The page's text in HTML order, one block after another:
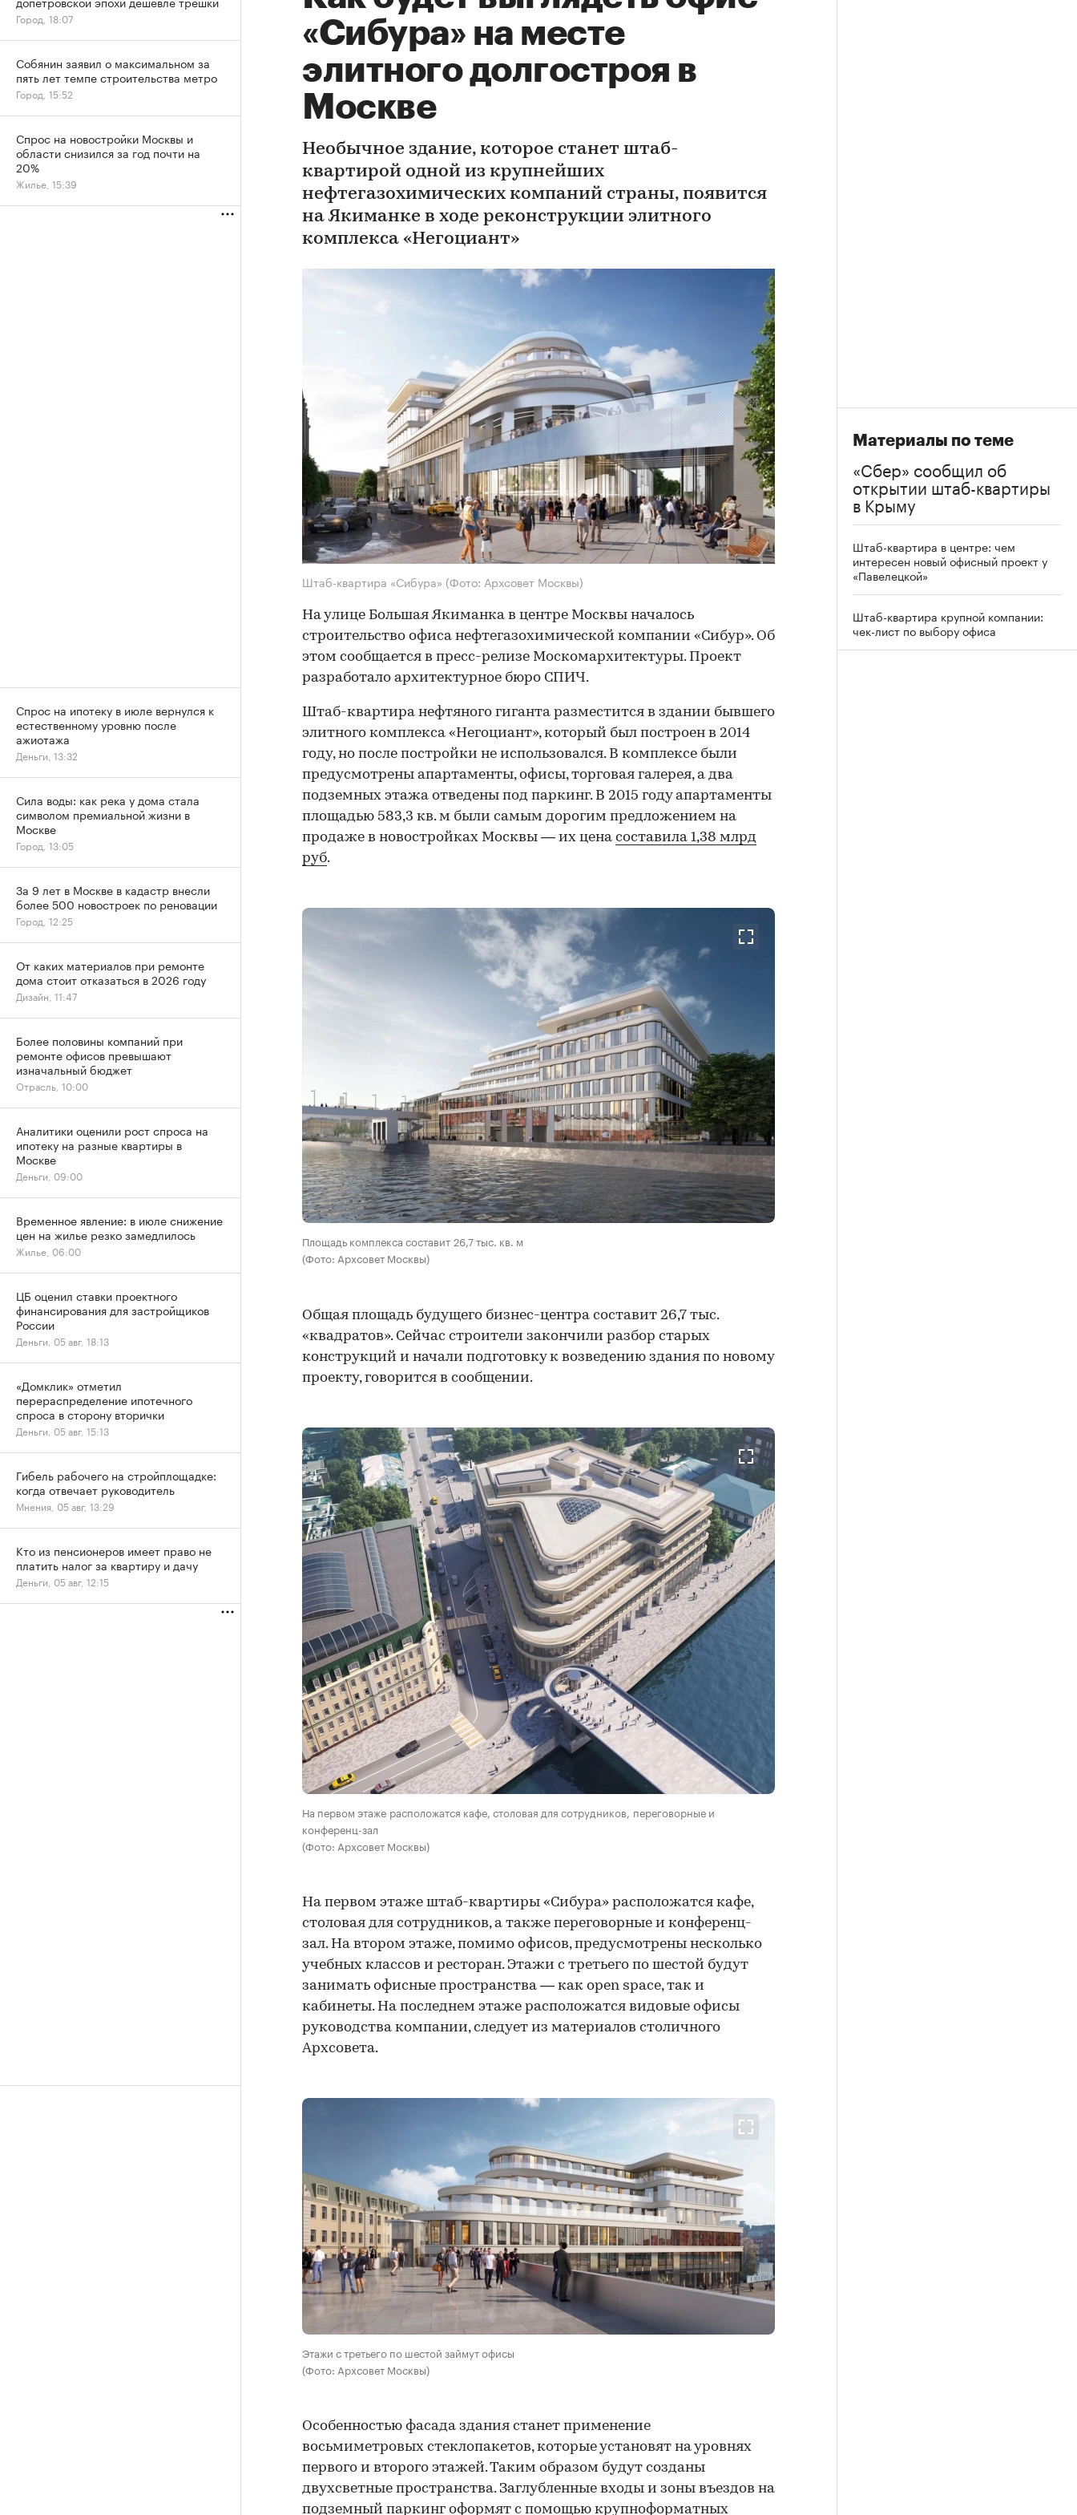
«Сибура» на месте
элитного долгостроя в
Москве
Необычное здание, которое станет штаб-
квартирой одной из крупнейших
нефтегазохимических компаний страны, появится
на Якиманке в ходе реконструкции элитного
комплекса «Негоциант»
Штаб-квартира «Сибура» (Фото: Архсовет Москвы)
На улице Большая Якиманка в центре Москвы началось
строительство офиса нефтегазохимической компании «Сибур». Об
этом сообщается в пресс-релизе Москомархитектуры. Проект
разработало архитектурное бюро СПИЧ.
Штаб-квартира нефтяного гиганта разместится в здании бывшего
элитного комплекса «Негоциант», который был построен в 2014
году, но после постройки не использовался. В комплексе были
предусмотрены апартаменты, офисы, торговая галерея, а два
подземных этажа отведены под паркинг. В 2015 году апартаменты
площадью 583,3 кв. м были самым дорогим предложением на
продаже в новостройках Москвы — их цена составила 1,38 млрд
руб.
Площадь комплекса составит 26,7 тыс. кв. м
(Фото: Архсовет Москвы)
Общая площадь будущего бизнес-центра составит 26,7 тыс.
«квадратов». Сейчас строители закончили разбор старых
конструкций и начали подготовку к возведению здания по новому
проекту, говорится в сообщении.
На первом этаже расположатся кафе, столовая для сотрудников, переговорные и
конференц-зал
(Фото: Архсовет Москвы)
На первом этаже штаб-квартиры «Сибура» расположатся кафе,
столовая для сотрудников, а также переговорные и конференц-
зал. На втором этаже, помимо офисов, предусмотрены несколько
учебных классов и ресторан. Этажи с третьего по шестой будут
занимать офисные пространства — как open space, так и
кабинеты. На последнем этаже расположатся видовые офисы
руководства компании, следует из материалов столичного
Архсовета.
Этажи с третьего по шестой займут офисы
(Фото: Архсовет Москвы)
Особенностью фасада здания станет применение
восьмиметровых стеклопакетов, которые установят на уровнях
первого и второго этажей. Таким образом будут созданы
двухсветные пространства. Заглубленные входы и зоны въездов на
подземный паркинг оформят с помощью крупноформатных
Материалы по теме
«Сбер» сообщил об
открытии штаб-квартиры
в Крыму
Штаб-квартира в центре: чем
интересен новый офисный проект у
«Павелецкой»
Штаб-квартира крупной компании:
чек-лист по выбору офиса
Город, 18:07
Собянин заявил о максимальном за
пять лет темпе строительства метро
Город, 15:52
Спрос на новостройки Москвы и
области снизился за год почти на
20%
Жилье, 15:39
Спрос на ипотеку в июле вернулся к
естественному уровню после
ажиотажа
Деньги, 13:32
Сила воды: как река у дома стала
символом премиальной жизни в
Москве
Город, 13:05
За 9 лет в Москве в кадастр внесли
более 500 новостроек по реновации
Город, 12:25
От каких материалов при ремонте
дома стоит отказаться в 2026 году
Дизайн, 11:47
Более половины компаний при
ремонте офисов превышают
изначальный бюджет
Отрасль, 10:00
Аналитики оценили рост спроса на
ипотеку на разные квартиры в
Москве
Деньги, 09:00
Временное явление: в июле снижение
цен на жилье резко замедлилось
Жилье, 06:00
ЦБ оценил ставки проектного
финансирования для застройщиков
России
Деньги, 05 авг, 18:13
«Домклик» отметил
перераспределение ипотечного
спроса в сторону вторички
Деньги, 05 авг, 15:13
Гибель рабочего на стройплощадке:
когда отвечает руководитель
Мнения, 05 авг, 13:29
Кто из пенсионеров имеет право не
платить налог за квартиру и дачу
Деньги, 05 авг, 12:15